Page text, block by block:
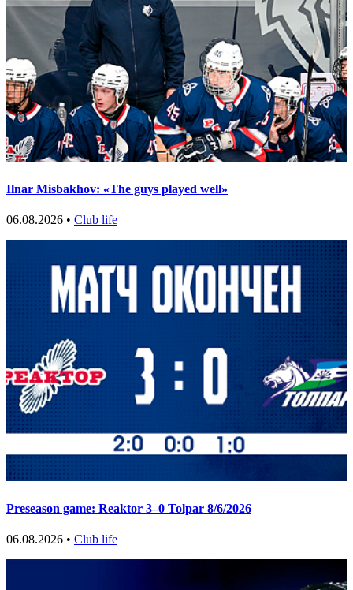
Ilnar Misbakhov: «The guys played well»
06.08.2026 • Club life
Preseason game: Reaktor 3–0 Tolpar 8/6/2026
06.08.2026 • Club life